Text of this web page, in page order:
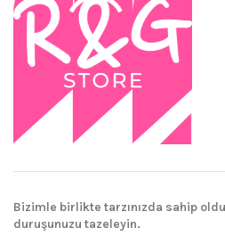
Bizimle birlikte tarzınızda sahip
duruşunuzu tazeleyin.